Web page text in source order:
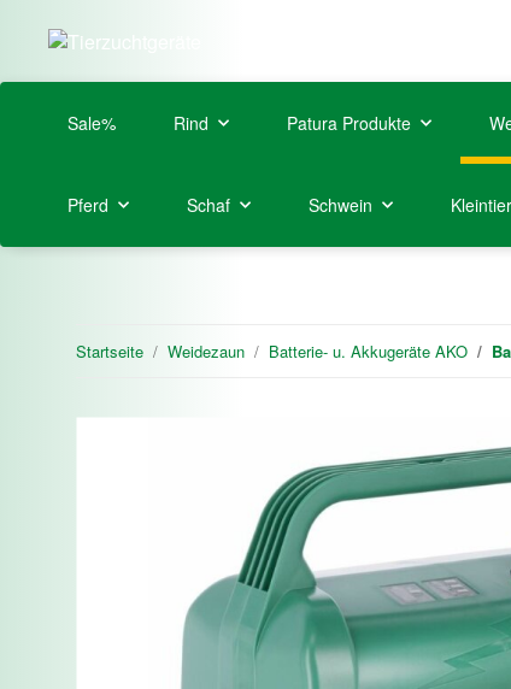
Sale% Rind Patura Produkte
Pferd Schaf Schwein
Startseite Weidezaun Batterie- u. Akkugeräte AKO